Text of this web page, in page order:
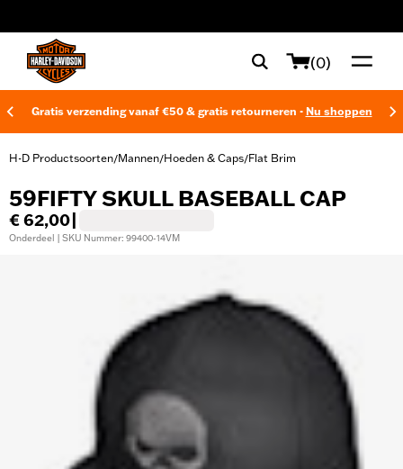
(0)
Gratis verzending vanaf €50 & gratis retourneren - Nu shoppen
H-D Productsoorten/Mannen/Hoeden & Caps/Flat Brim
59FIFTY SKULL BASEBALL CAP
€ 62,00
Onderdeel | SKU Nummer: 99400-14VM